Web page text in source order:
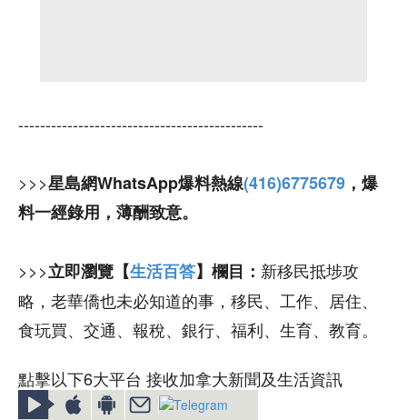
---------------------------------------------
>>>星島網WhatsApp爆料熱線(416)6775679 ，爆
料一經錄用，薄酬致意。
>>>立即瀏覽【生活百答】欄目： 新移民抵埗攻
略，老華僑也未必知道的事，移民、工作、居住、
食玩買、交通、報稅、銀行、福利、生育、教育。
點擊以下6大平台 接收加拿大新聞及生活資訊